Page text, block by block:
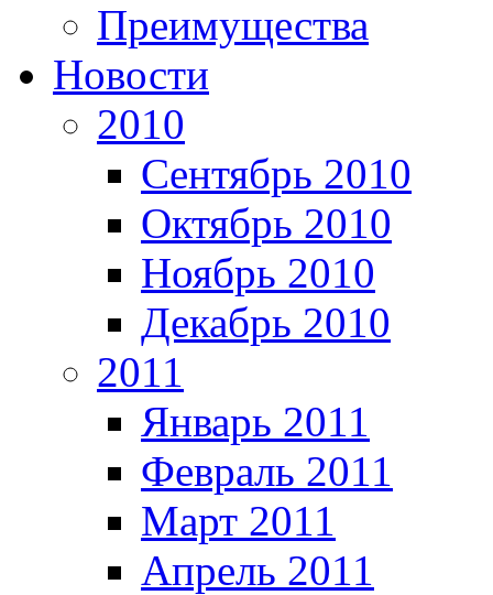
Преимущества
Новости
2010
Сентябрь 2010
Октябрь 2010
Ноябрь 2010
Декабрь 2010
2011
Январь 2011
Февраль 2011
Март 2011
Апрель 2011